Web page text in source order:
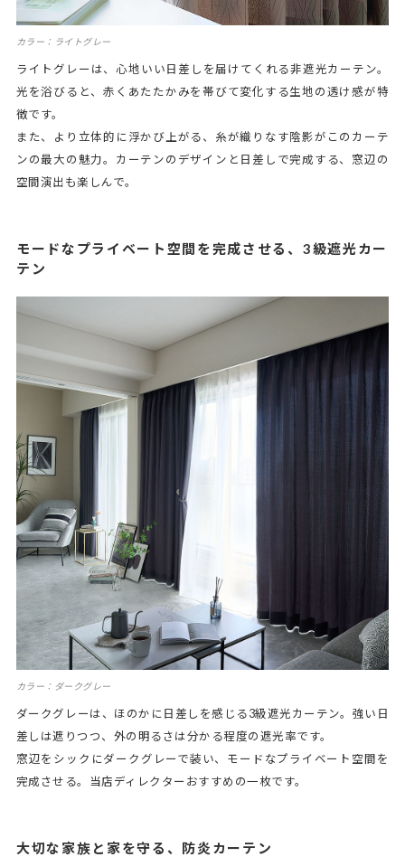
カラー：ライトグレー
ライトグレーは、心地いい日差しを届けてくれる非遮光カーテン。
光を浴びると、赤くあたたかみを帯びて変化する生地の透け感が特
徴です。
また、より立体的に浮かび上がる、糸が織りなす陰影がこのカーテ
ンの最大の魅力。カーテンのデザインと日差しで完成する、窓辺の
空間演出も楽しんで。
モードなプライベート空間を完成させる、3級遮光カー
テン
カラー：ダークグレー
ダークグレーは、ほのかに日差しを感じる3級遮光カーテン。強い日
差しは遮りつつ、外の明るさは分かる程度の遮光率です。
窓辺をシックにダークグレーで装い、モードなプライベート空間を
完成させる。当店ディレクターおすすめの一枚です。
大切な家族と家を守る、防炎カーテン